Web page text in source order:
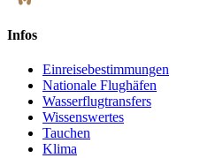
Infos
Einreisebestimmungen
Nationale Flughäfen
Wasserflugtransfers
Wissenswertes
Tauchen
Klima